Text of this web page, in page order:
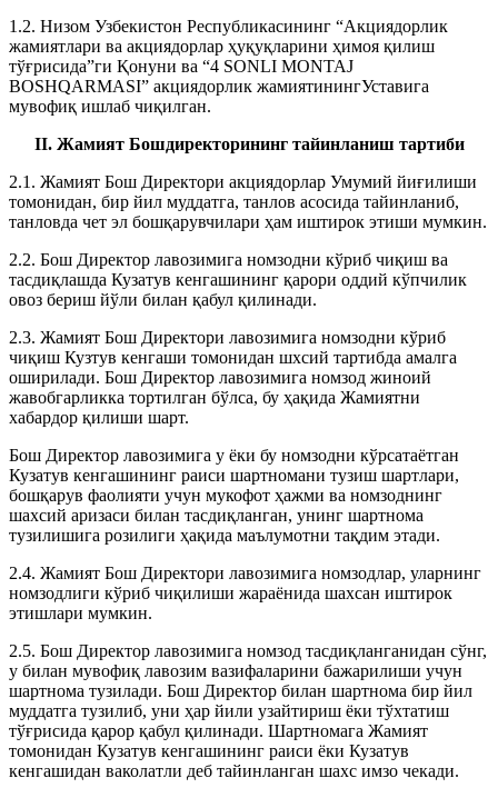
1.2. Низом Узбекистон Республикасининг “Акциядорлик
жамиятлари ва акциядорлар ҳуқуқларини ҳимоя қилиш
тўғрисида”ги Қонуни ва “4 SONLI MONTAJ
BOSHQARMASI” акциядорлик жамиятинингУставига
мувофиқ ишлаб чиқилган.
II. Жамият Бошдиректорининг тайинланиш тартиби
2.1. Жамият Бош Директори акциядорлар Умумий йиғилиши
томонидан, бир йил муддатга, танлов асосида тайинланиб,
танловда чет эл бошқарувчилари ҳам иштирок этиши мумкин.
2.2. Бош Директор лавозимига номзодни кўриб чиқиш ва
тасдиқлашда Кузатув кенгашининг қарори оддий кўпчилик
овоз бериш йўли билан қабул қилинади.
2.3. Жамият Бош Директори лавозимига номзодни кўриб
чиқиш Кузтув кенгаши томонидан шхсий тартибда амалга
оширилади. Бош Директор лавозимига номзод жиноий
жавобгарликка тортилган бўлса, бу ҳақида Жамиятни
хабардор қилиши шарт.
Бош Директор лавозимига у ёки бу номзодни кўрсатаётган
Кузатув кенгашининг раиси шартномани тузиш шартлари,
бошқарув фаолияти учун мукофот ҳажми ва номзоднинг
шахсий аризаси билан тасдиқланган, унинг шартнома
тузилишига розилиги ҳақида маълумотни тақдим этади.
2.4. Жамият Бош Директори лавозимига номзодлар, уларнинг
номзодлиги кўриб чиқилиши жараёнида шахсан иштирок
этишлари мумкин.
2.5. Бош Директор лавозимига номзод тасдиқланганидан сўнг,
у билан мувофиқ лавозим вазифаларини бажарилиши учун
шартнома тузилади. Бош Директор билан шартнома бир йил
муддатга тузилиб, уни ҳар йили узайтириш ёки тўхтатиш
тўғрисида қарор қабул қилинади. Шартномага Жамият
томонидан Кузатув кенгашининг раиси ёки Кузатув
кенгашидан ваколатли деб тайинланган шахс имзо чекади.